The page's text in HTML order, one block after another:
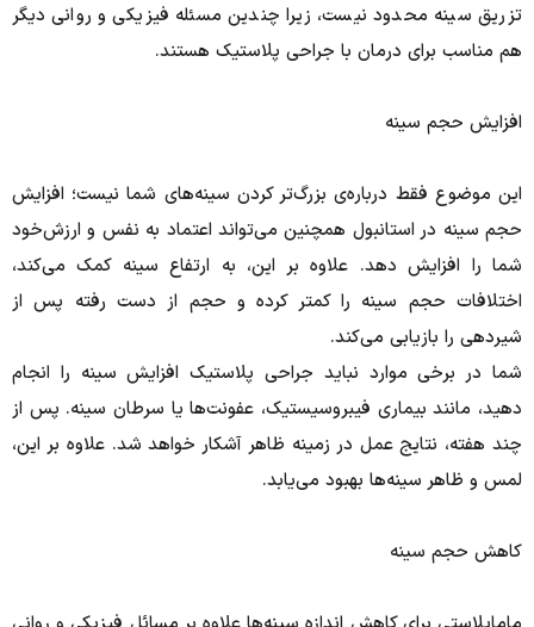
تزریق سینه محدود نیست، زیرا چندین مسئله فیزیکی و روانی دیگر
هم مناسب برای درمان با جراحی پلاستیک هستند.
افزایش حجم سینه
این موضوع فقط درباره‌ی بزرگ‌تر کردن سینه‌های شما نیست؛ افزایش
حجم سینه در استانبول همچنین می‌تواند اعتماد به نفس و ارزش‌خود
شما را افزایش دهد. علاوه بر این، به ارتفاع سینه کمک می‌کند،
اختلافات حجم سینه را کمتر کرده و حجم از دست رفته پس از
شیردهی را بازیابی می‌کند.
شما در برخی موارد نباید جراحی پلاستیک افزایش سینه را انجام
دهید، مانند بیماری فیبروسیستیک، عفونت‌ها یا سرطان سینه. پس از
چند هفته، نتایج عمل در زمینه ظاهر آشکار خواهد شد. علاوه بر این،
لمس و ظاهر سینه‌ها بهبود می‌یابد.
کاهش حجم سینه